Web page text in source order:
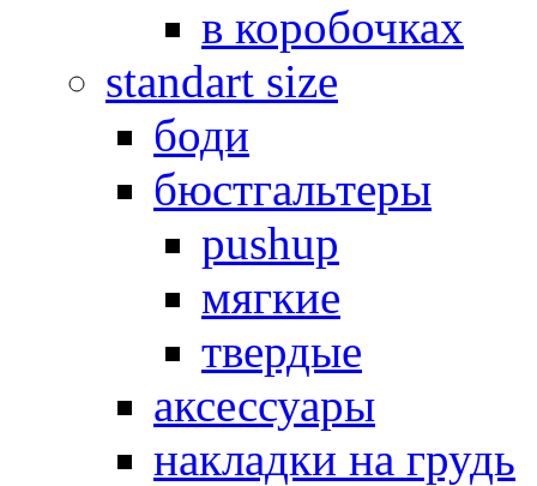
в коробочках
standart size
боди
бюстгальтеры
pushup
мягкие
твердые
аксессуары
накладки на грудь